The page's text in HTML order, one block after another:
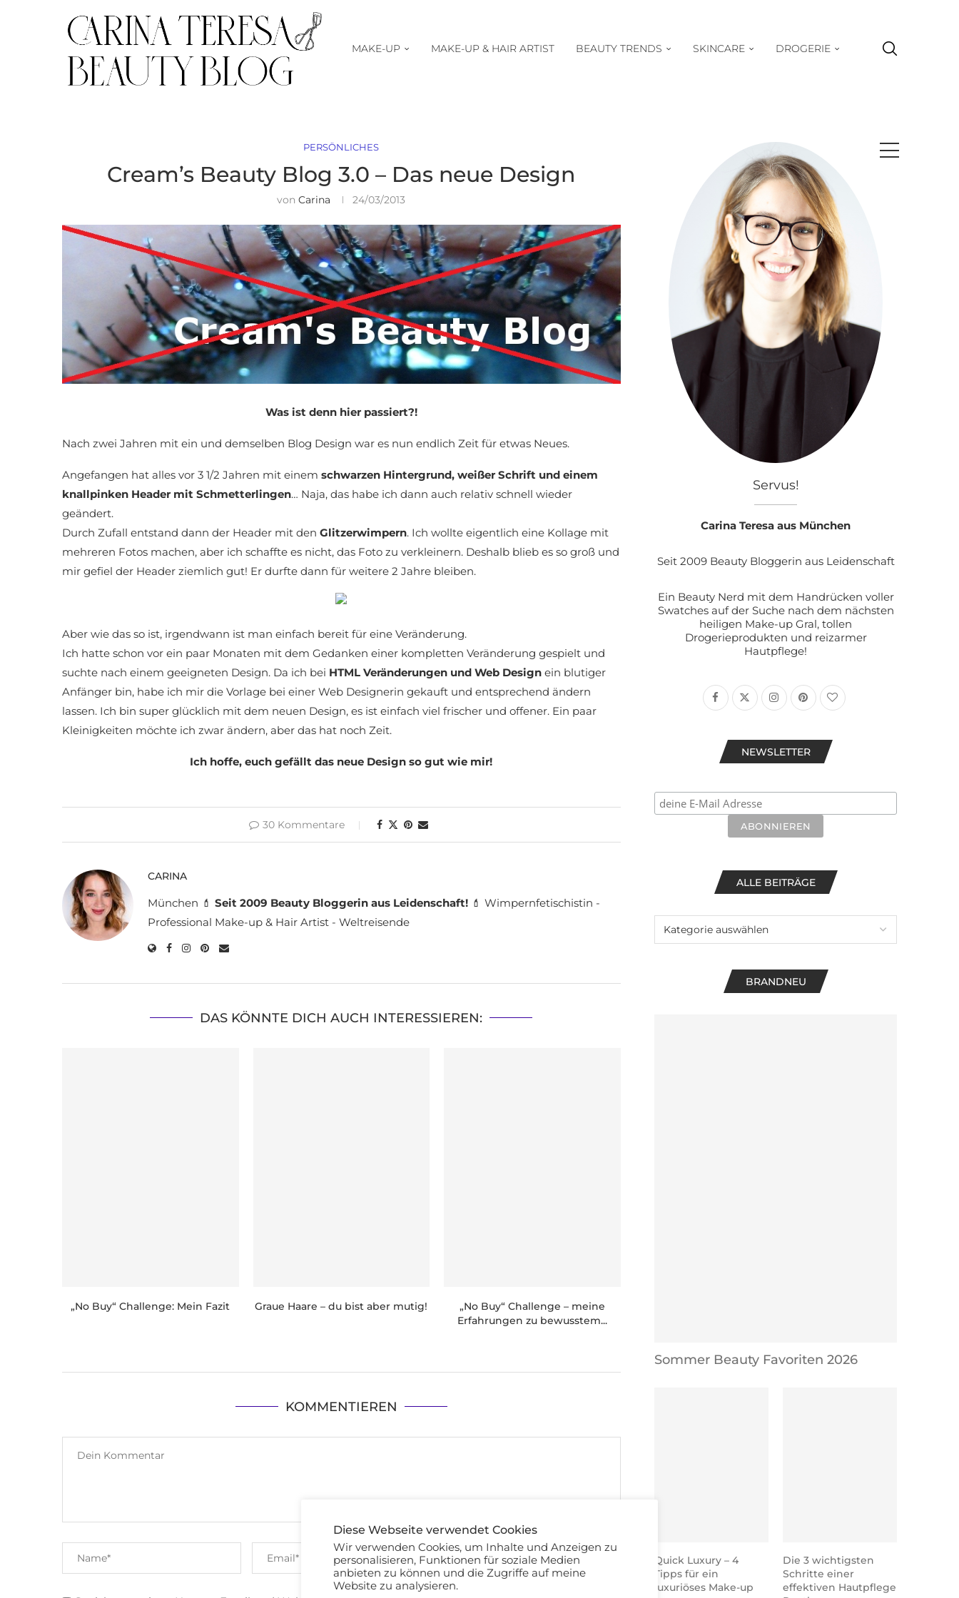
MAKE-UP MAKE-UP & HAIR ARTIST BEAUTY TRENDS SKINCARE DROGERIE
PERSÖNLICHES
Cream’s Beauty Blog 3.0 – Das neue Design
vonCarina 24/03/2013
Was ist denn hier passiert?!
Nach zwei Jahren mit ein und demselben Blog Design war es nun endlich Zeit für etwas Neues.
Angefangen hat alles vor 3 1/2 Jahren mit einem schwarzen Hintergrund, weißer Schrift und einem
knallpinken Header mit Schmetterlingen… Naja, das habe ich dann auch relativ schnell wieder
geändert.
Durch Zufall entstand dann der Header mit den Glitzerwimpern. Ich wollte eigentlich eine Kollage mit
mehreren Fotos machen, aber ich schaffte es nicht, das Foto zu verkleinern. Deshalb blieb es so groß und
mir gefiel der Header ziemlich gut! Er durfte dann für weitere 2 Jahre bleiben.
Aber wie das so ist, irgendwann ist man einfach bereit für eine Veränderung.
Ich hatte schon vor ein paar Monaten mit dem Gedanken einer kompletten Veränderung gespielt und
suchte nach einem geeigneten Design. Da ich bei HTML Veränderungen und Web Design ein blutiger
Anfänger bin, habe ich mir die Vorlage bei einer Web Designerin gekauft und entsprechend ändern
lassen. Ich bin super glücklich mit dem neuen Design, es ist einfach viel frischer und offener. Ein paar
Kleinigkeiten möchte ich zwar ändern, aber das hat noch Zeit.
Ich hoffe, euch gefällt das neue Design so gut wie mir!
30 Kommentare
CARINA
München 💄 Seit 2009 Beauty Bloggerin aus Leidenschaft! 💄 Wimpernfetischistin -
Professional Make-up & Hair Artist - Weltreisende
DAS KÖNNTE DICH AUCH INTERESSIEREN:
„No Buy“ Challenge: Mein Fazit Graue Haare – du bist aber mutig!
„No Buy“ Challenge – meine
Erfahrungen zu bewusstem...
KOMMENTIEREN
Servus!
Carina Teresa aus München
Seit 2009 Beauty Bloggerin aus Leidenschaft
Ein Beauty Nerd mit dem Handrücken voller
Swatches auf der Suche nach dem nächsten
heiligen Make-up Gral, tollen
Drogerieprodukten und reizarmer
Hautpflege!
NEWSLETTER
ALLE BEITRÄGE
BRANDNEU
Sommer Beauty Favoriten 2026
Quick Luxury – 4
Tipps für ein
luxuriöses Make-up
Die 3 wichtigsten
Schritte einer
effektiven Hautpflege
Diese Webseite verwendet Cookies
Wir verwenden Cookies, um Inhalte und Anzeigen zu
personalisieren, Funktionen für soziale Medien
anbieten zu können und die Zugriffe auf meine
Website zu analysieren.